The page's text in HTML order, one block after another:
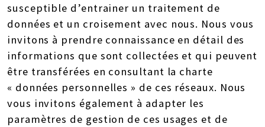
susceptible d’entrainer un traitement de
données et un croisement avec nous. Nous vous
invitons à prendre connaissance en détail des
informations que sont collectées et qui peuvent
être transférées en consultant la charte
« données personnelles » de ces réseaux. Nous
vous invitons également à adapter les
paramètres de gestion de ces usages et de